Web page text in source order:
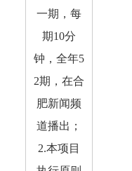
一期，每
期10分
钟，全年5
2期，在合
肥新闻频
道播出；
2.本项目